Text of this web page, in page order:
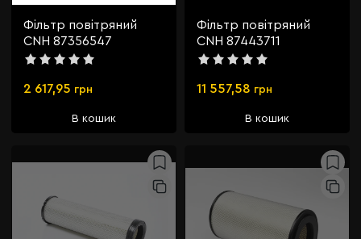
Фільтр повітряний
CNH 87356547
2 617,95 грн
В кошик
Фільтр повітряний
CNH 87443711
11 557,58 грн
В кошик